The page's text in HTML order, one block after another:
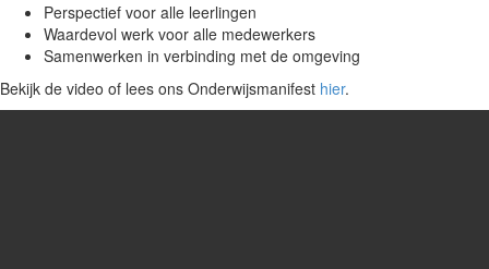
Perspectief voor alle leerlingen
Waardevol werk voor alle medewerkers
Samenwerken in verbinding met de omgeving
Bekijk de video of lees ons Onderwijsmanifest hier.